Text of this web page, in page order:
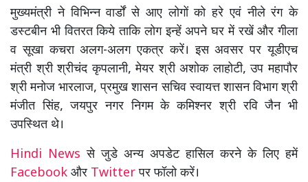
मुख्यमंत्री ने विभिन्न वार्डों से आए लोगों को हरे एवं नीले रंग के
डस्टबीन भी वितरत किये ताकि लोग इन्हें अपने घर में रखें और गीला
व सूखा कचरा अलग-अलग एकत्र करें। इस अवसर पर यूडीएच
मंत्री श्री श्रीचंद कृपलानी, मेयर श्री अशोक लाहोटी, उप महापौर
श्री मनोज भारलाज, प्रमुख शासन सचिव स्वायत्त शासन विभाग श्री
मंजीत सिंह, जयपुर नगर निगम के कमिश्नर श्री रवि जैन भी
उपस्थित थे।
Hindi Newsसे जुडे अन्य अपडेट हासिल करने के लिए हमें
Facebook और Twitterपर फॉलो करें।